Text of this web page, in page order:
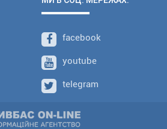
facebook
youtube
telegram